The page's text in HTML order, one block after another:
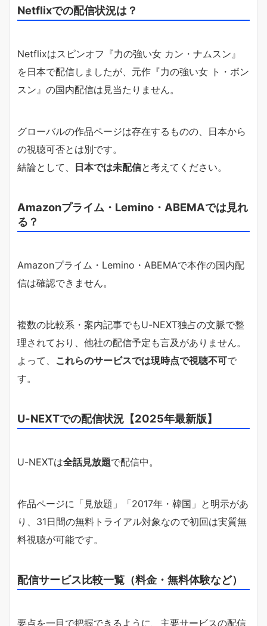
Netflixでの配信状況は？
Netflixはスピンオフ『力の強い女 カン・ナムスン』
を日本で配信しましたが、元作『力の強い女 ト・ボン
スン』の国内配信は見当たりません。
グローバルの作品ページは存在するものの、日本から
の視聴可否とは別です。
結論として、 日本では未配信と考えてください。
Amazonプライム・Lemino・ABEMAでは見れ
る？
Amazonプライム・Lemino・ABEMAで本作の国内配
信は確認できません。
複数の比較系・案内記事でもU-NEXT独占の文脈で整
理されており、他社の配信予定も言及がありません。
よって、 これらのサービスでは現時点で視聴不可で
す。
U-NEXTでの配信状況【2025年最新版】
U-NEXTは全話見放題で配信中。
作品ページに「見放題」「2017年・韓国」と明示があ
り、31日間の無料トライアル対象なので初回は実質無
料視聴が可能です。
配信サービス比較一覧（料金・無料体験など）
要点を一目で把握できるように、主要サービスの配信